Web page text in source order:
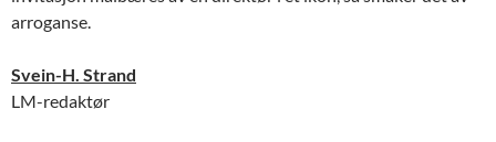
arroganse.
Svein-H. Strand
LM-redaktør